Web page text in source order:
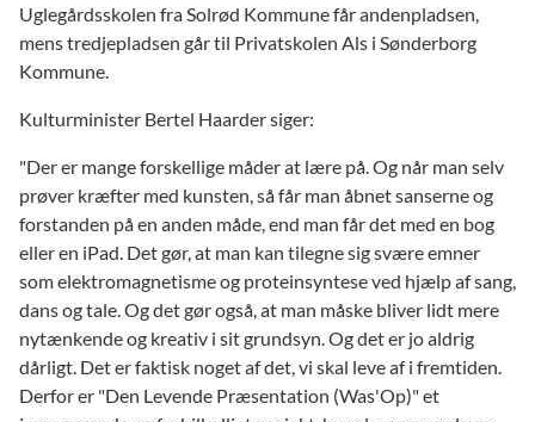
Uglegårdsskolen fra Solrød Kommune får andenpladsen,
mens tredjepladsen går til Privatskolen Als i Sønderborg
Kommune.
Kulturminister Bertel Haarder siger:
"Der er mange forskellige måder at lære på. Og når man selv
prøver kræfter med kunsten, så får man åbnet sanserne og
forstanden på en anden måde, end man får det med en bog
eller en iPad. Det gør, at man kan tilegne sig svære emner
som elektromagnetisme og proteinsyntese ved hjælp af sang,
dans og tale. Og det gør også, at man måske bliver lidt mere
nytænkende og kreativ i sit grundsyn. Og det er jo aldrig
dårligt. Det er faktisk noget af det, vi skal leve af i fremtiden.
Derfor er "Den Levende Præsentation (Was'Op)" et